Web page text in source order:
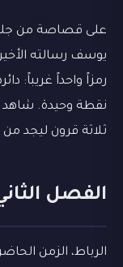
على قصاصة من جلد
يوسف رسالته
رمزاً واحداً غريباً:
نقطة وحيدة. شاهد
ثلاثة قرون ليجد من
الفصل
الرباط، الزمن